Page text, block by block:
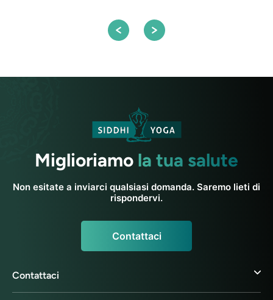
Miglioriamo la tua salute
Non esitate a inviarci qualsiasi domanda. Saremo lieti di
rispondervi.
Contattaci
Contattaci